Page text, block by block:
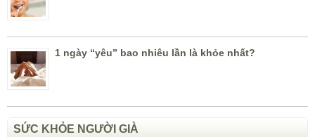
1 ngày “yêu” bao nhiêu lần là khỏe nhất?
SỨC KHỎE NGƯỜI GIÀ